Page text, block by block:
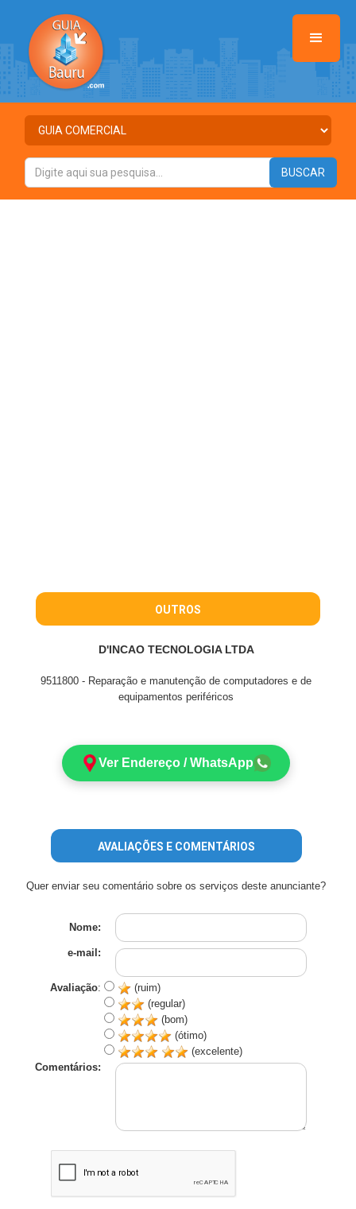
OUTROS
D'INCAO TECNOLOGIA LTDA
9511800 - Reparação e manutenção de computadores e de
equipamentos periféricos
Ver Endereço / WhatsApp
AVALIAÇÕES E COMENTÁRIOS
Quer enviar seu comentário sobre os serviços deste anunciante?
Nome:
e-mail:
Avaliação:
(ruim)
(regular)
(bom)
(ótimo)
(excelente)
Comentários: